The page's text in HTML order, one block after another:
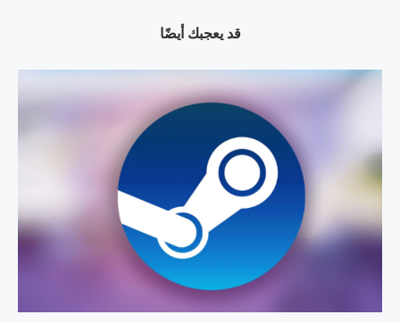
قد يعجبك أيضًا